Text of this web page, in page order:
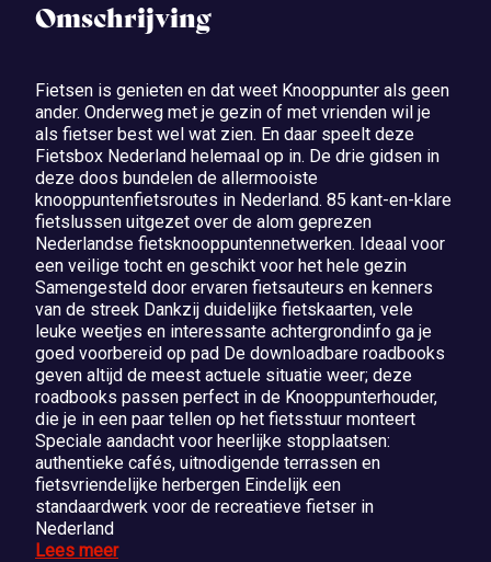
Omschrijving
Fietsen is genieten en dat weet Knooppunter als geen
ander. Onderweg met je gezin of met vrienden wil je
als fietser best wel wat zien. En daar speelt deze
Fietsbox Nederland helemaal op in. De drie gidsen in
deze doos bundelen de allermooiste
knooppuntenfietsroutes in Nederland. 85 kant-en-klare
fietslussen uitgezet over de alom geprezen
Nederlandse fietsknooppuntennetwerken. Ideaal voor
een veilige tocht en geschikt voor het hele gezin
Samengesteld door ervaren fietsauteurs en kenners
van de streek Dankzij duidelijke fietskaarten, vele
leuke weetjes en interessante achtergrondinfo ga je
goed voorbereid op pad De downloadbare roadbooks
geven altijd de meest actuele situatie weer; deze
roadbooks passen perfect in de Knooppunterhouder,
die je in een paar tellen op het fietsstuur monteert
Speciale aandacht voor heerlijke stopplaatsen:
authentieke cafés, uitnodigende terrassen en
fietsvriendelijke herbergen Eindelijk een
standaardwerk voor de recreatieve fietser in
Nederland
Lees meer